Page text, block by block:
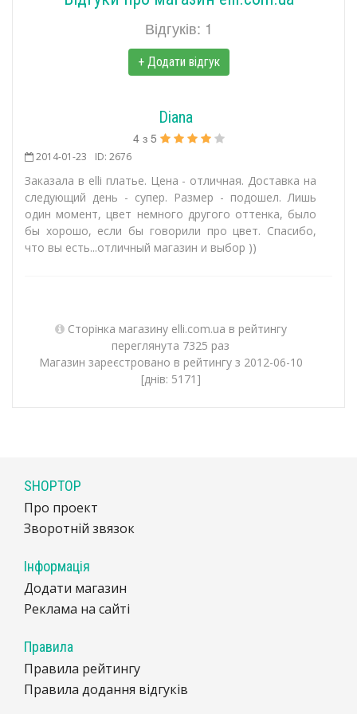
Відгуків: 1
+ Додати відгук
Diana
4з 5
2014-01-23 ID: 2676
Заказала в elli платье. Цена - отличная. Доставка на
следующий день - супер. Размер - подошел. Лишь
один момент, цвет немного другого оттенка, было
бы хорошо, если бы говорили про цвет. Спасибо,
что вы есть...отличный магазин и выбор ))
Сторінка магазину elli.com.ua в рейтингу
переглянута 7325 раз
Магазин зареєстровано в рейтингу з 2012-06-10
[днів: 5171]
SHOPTOP
Про проект
Зворотній звязок
Інформація
Додати магазин
Реклама на сайті
Правила
Правила рейтингу
Правила додання відгуків